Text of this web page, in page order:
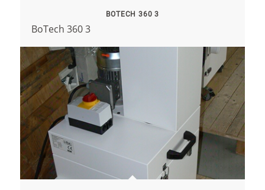
BOTECH 360 3
BoTech 360 3